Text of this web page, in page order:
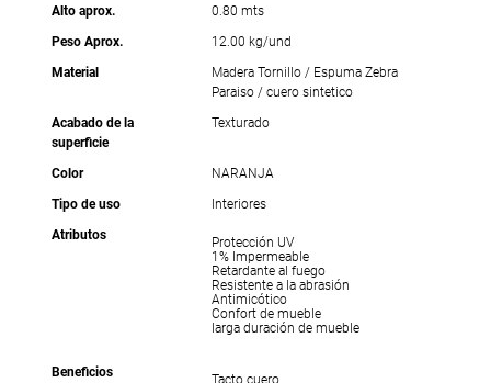
Alto aprox.
0.80 mts
Peso Aprox.
12.00 kg/und
Material
Madera Tornillo / Espuma Zebra
Paraiso / cuero sintetico
Acabado de la
superficie
Texturado
Color
NARANJA
Tipo de uso
Interiores
Atributos
Protección UV
1% Impermeable
Retardante al fuego
Resistente a la abrasión
Antimicótico
Confort de mueble
larga duración de mueble
Beneficios Tacto cuero